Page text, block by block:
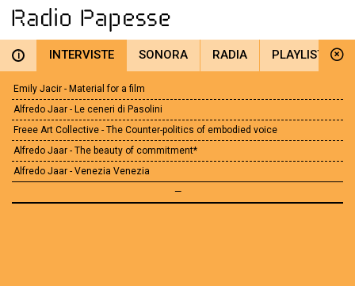
i INTERVISTE SONORA RADIA PLAYLIST
Emily Jacir - Material for a film
Alfredo Jaar - Le ceneri di Pasolini
Freee Art Collective - The Counter-politics of embodied voice
Alfredo Jaar - The beauty of commitment*
Alfredo Jaar - Venezia Venezia
—